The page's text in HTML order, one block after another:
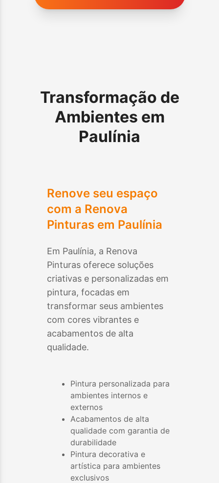
Transformação de
Ambientes em
Paulínia
Renove seu espaço
com a Renova
Pinturas em Paulínia
Em Paulínia, a Renova
Pinturas oferece soluções
criativas e personalizadas em
pintura, focadas em
transformar seus ambientes
com cores vibrantes e
acabamentos de alta
qualidade.
Pintura personalizada para
ambientes internos e
externos
Acabamentos de alta
qualidade com garantia de
durabilidade
Pintura decorativa e
artística para ambientes
exclusivos